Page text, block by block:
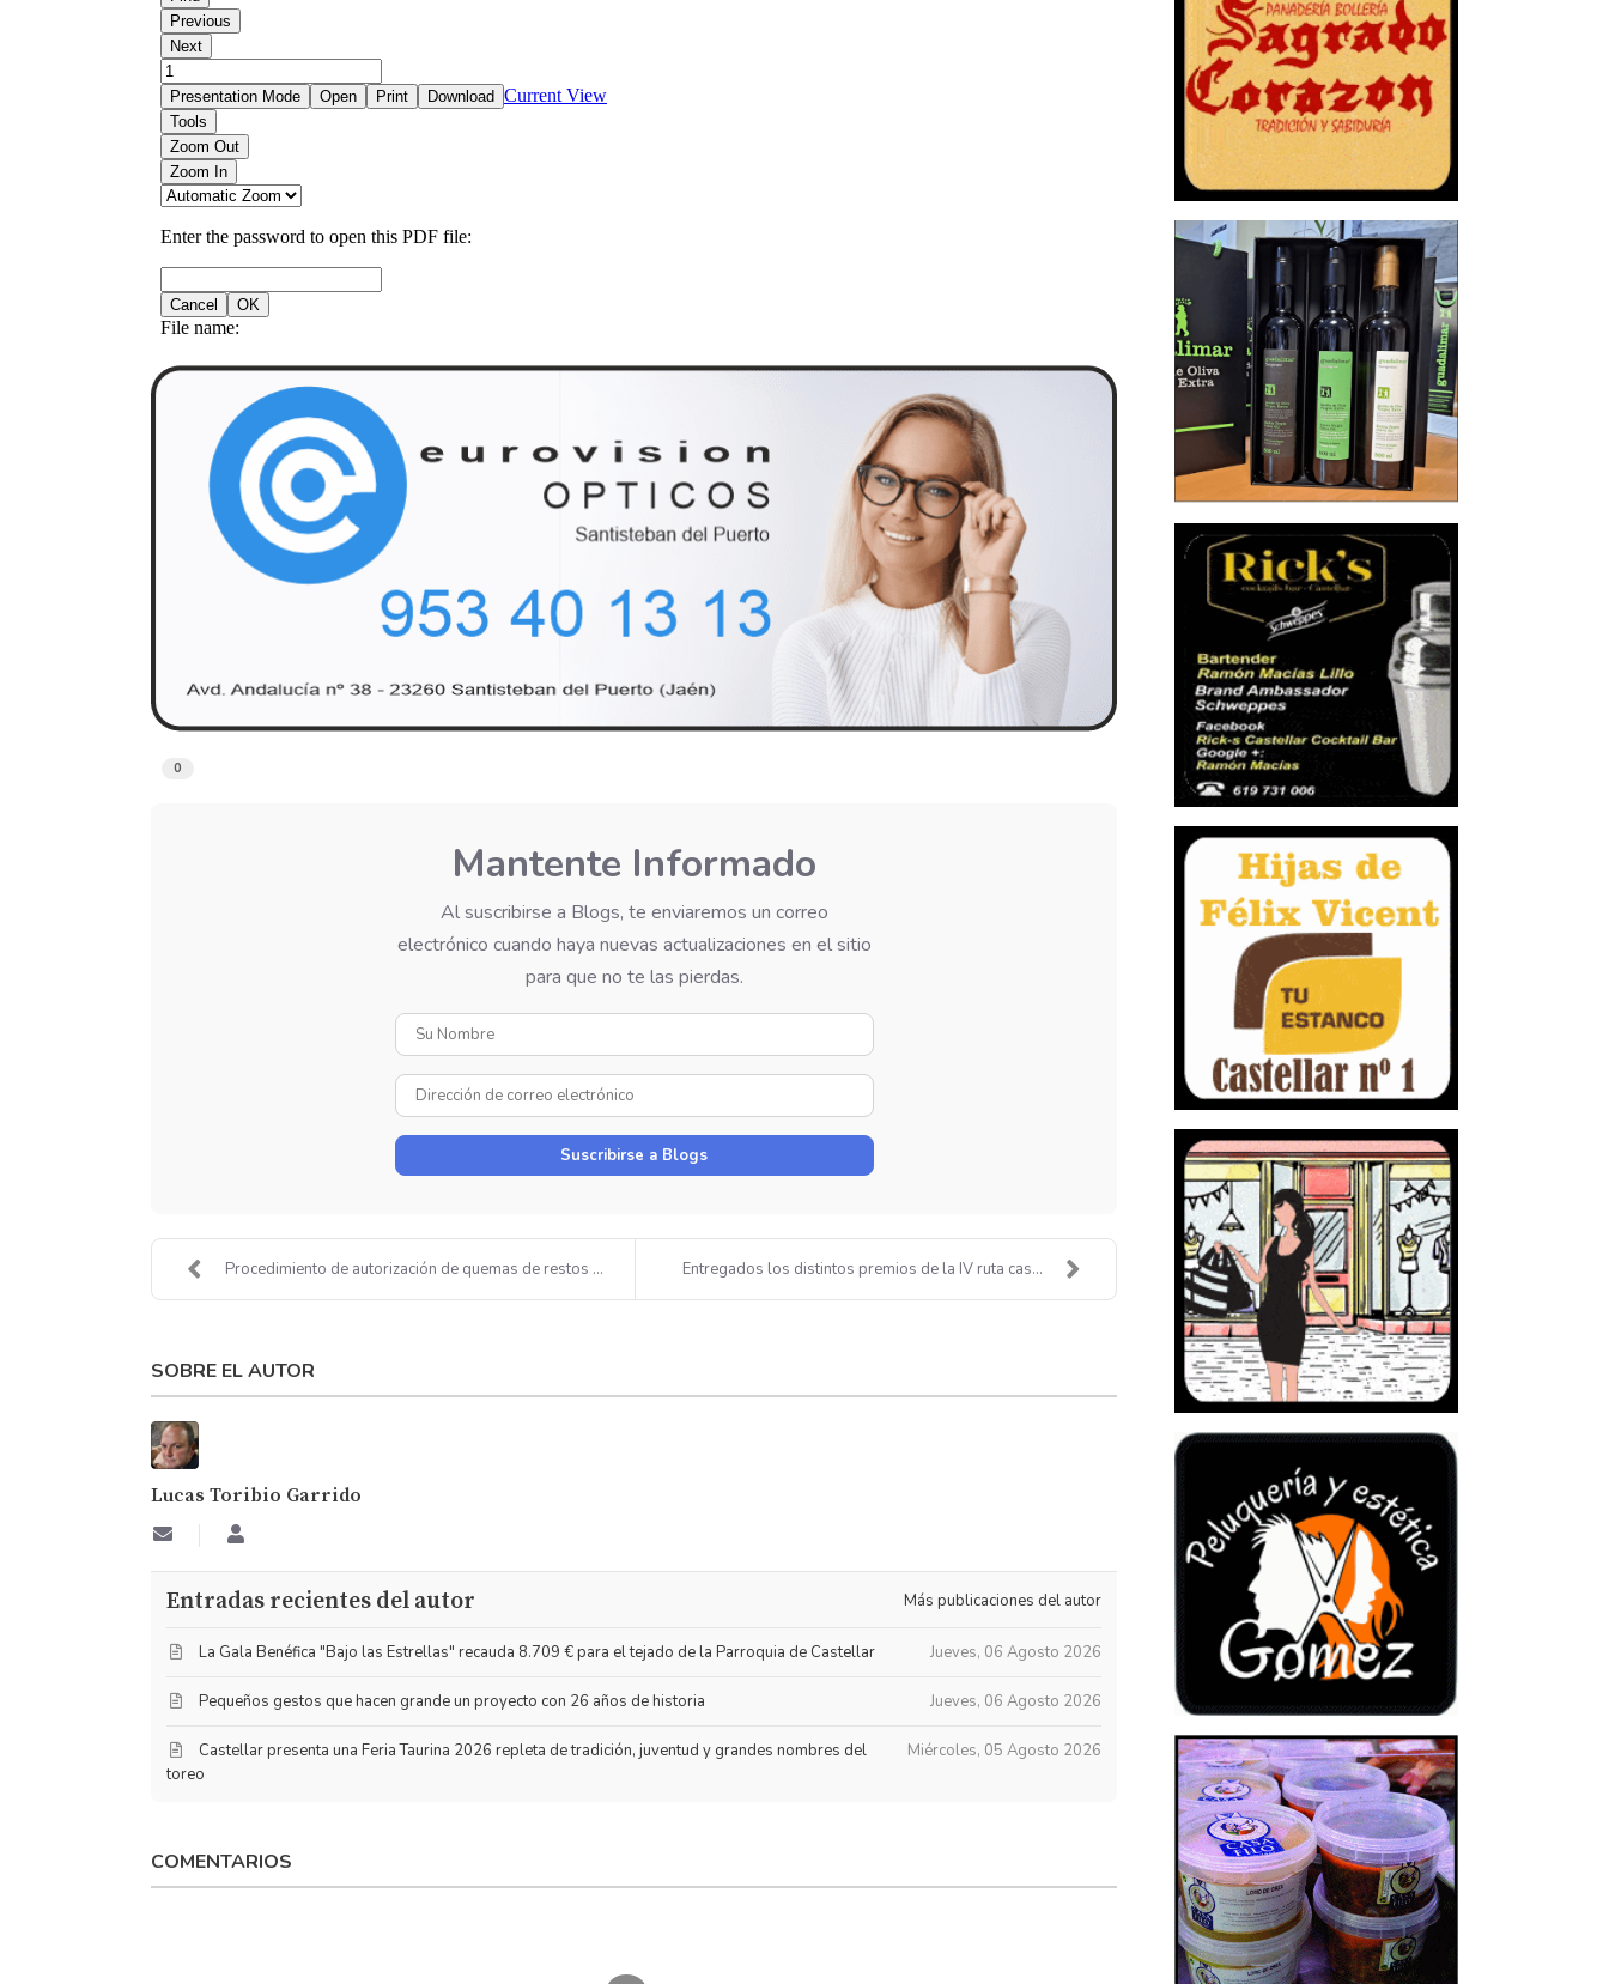
0
Mantente Informado
Al suscribirse a Blogs, te enviaremos un correo
electrónico cuando haya nuevas actualizaciones en el sitio
para que no te las pierdas.
Nombre
Dirección
de
correo
electrónico
Suscribirse a Blogs
Procedimiento de autorización de quemas de restos ... Entregados los distintos premios de la IV ruta cas...
SOBRE EL AUTOR
Lucas Toribio Garrido
Suscribirse
las
actualizaciones
Garrido
Entradas recientes del autor Más publicaciones del autor
Jueves, 06 Agosto 2026
La Gala Benéfica "Bajo las Estrellas" recauda 8.709 € para el tejado de la Parroquia de Castellar
Jueves, 06 Agosto 2026
Pequeños gestos que hacen grande un proyecto con 26 años de historia
Miércoles, 05 Agosto 2026
​Castellar presenta una Feria Taurina 2026 repleta de tradición, juventud y grandes nombres del
toreo
COMENTARIOS